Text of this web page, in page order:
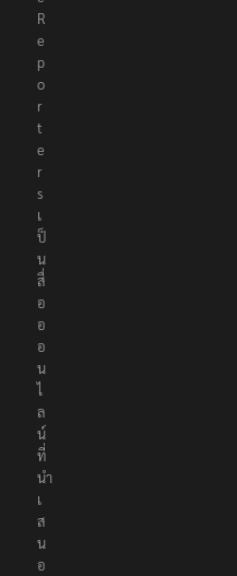
R
e
p
o
r
t
e
r
s
เ
ป็
น
สื่
อ
อ
อ
น
ไ
ล
น์
ที่
นำ
เ
ส
น
อ